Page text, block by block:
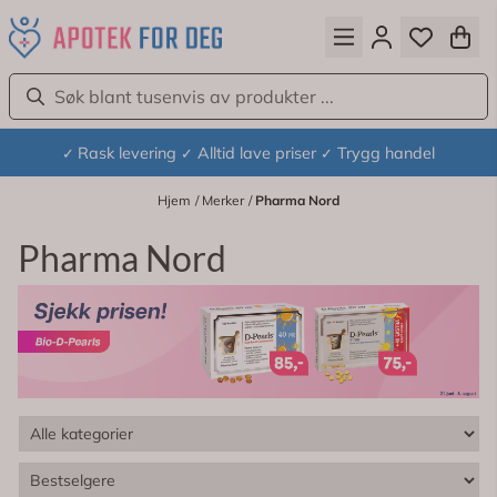
Hopp til innhold
✓ Rask levering ✓ Alltid lave priser ✓ Trygg handel
Hjem / Merker / Pharma Nord
Pharma Nord